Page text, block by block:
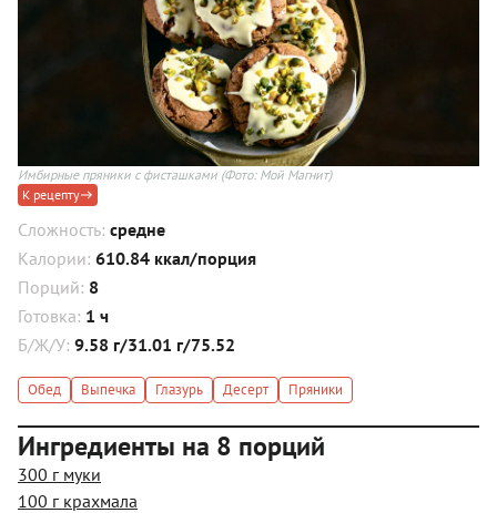
Имбирные пряники с фисташками (Фото: Мой Магнит)
К рецепту
Сложность: средне
Калории: 610.84 ккал/порция
Порций: 8
Готовка: 1 ч
Б/Ж/У: 9.58 г/31.01 г/75.52
Обед Выпечка Глазурь Десерт Пряники
Ингредиенты на 8 порций
300 г муки
100 г крахмала